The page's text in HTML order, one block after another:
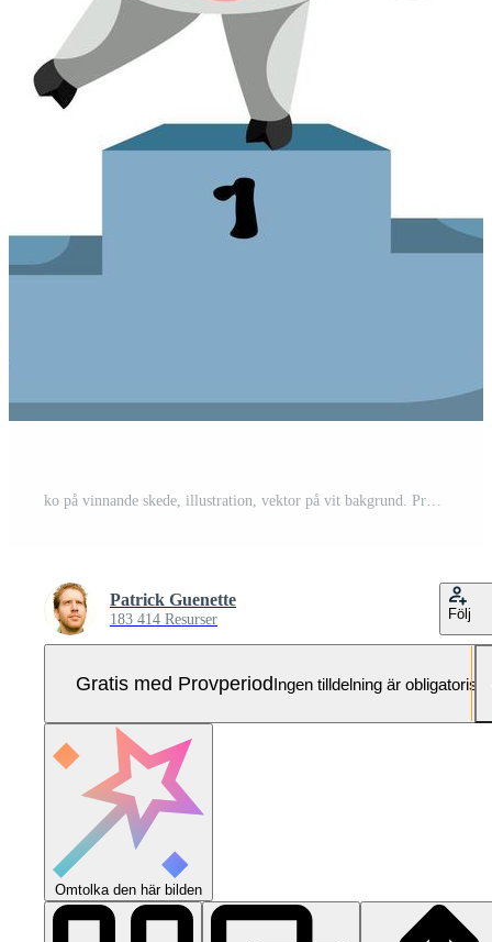
ko på vinnande skede, illustration, vektor på vit bakgrund. Pro Vektor och Pro SVG
Patrick Guenette
183 414 Resurser Följ
Gratis med ProvperiodIngen tilldelning är obligatorisk
Omtolka den här bilden